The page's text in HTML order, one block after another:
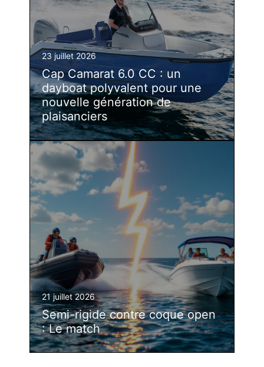
23 juillet 2026
Cap Camarat 6.0 CC : un
dayboat polyvalent pour une
nouvelle génération de
plaisanciers
21 juillet 2026
Semi-rigide contre coque open
: Le match